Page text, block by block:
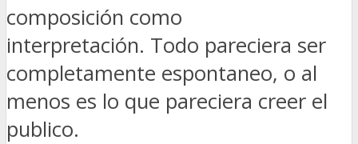
composición como
interpretación. Todo pareciera ser
completamente espontaneo, o al
menos es lo que pareciera creer el
publico.